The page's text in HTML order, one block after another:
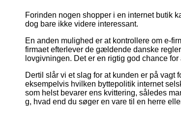
Forinden nogen shopper i en internet butik
dog bare ikke videre interessant.
En anden mulighed er at kontrollere om e-
firmaet efterlever de gældende danske
lovgivningen. Det er en rigtig god chance
Dertil slår vi et slag for at kunden er på
eksempelvis hvilken byttepolitik internet
som helst bevarer ens kvittering, således
g, hvad end du søger en vare til en herre